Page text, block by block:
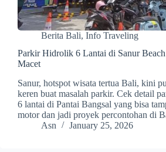
Berita Bali, Info Traveling
Parkir Hidrolik 6 Lantai di Sanur
Macet
Sanur, hotspot wisata tertua Bali, kini
keren buat masalah parkir. Cek detail
6 lantai di Pantai Bangsal yang bisa
motor dan jadi proyek percontohan di
Asn
January 25, 2026